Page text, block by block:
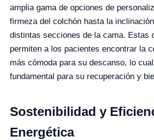
amplia gama de opciones de
firmeza del colchón hasta la
distintas secciones de la cama. Estas
permiten a los pacientes encontrar la
más cómoda para su descanso, lo
fundamental para su recuperación y
Sostenibilidad y
Energética